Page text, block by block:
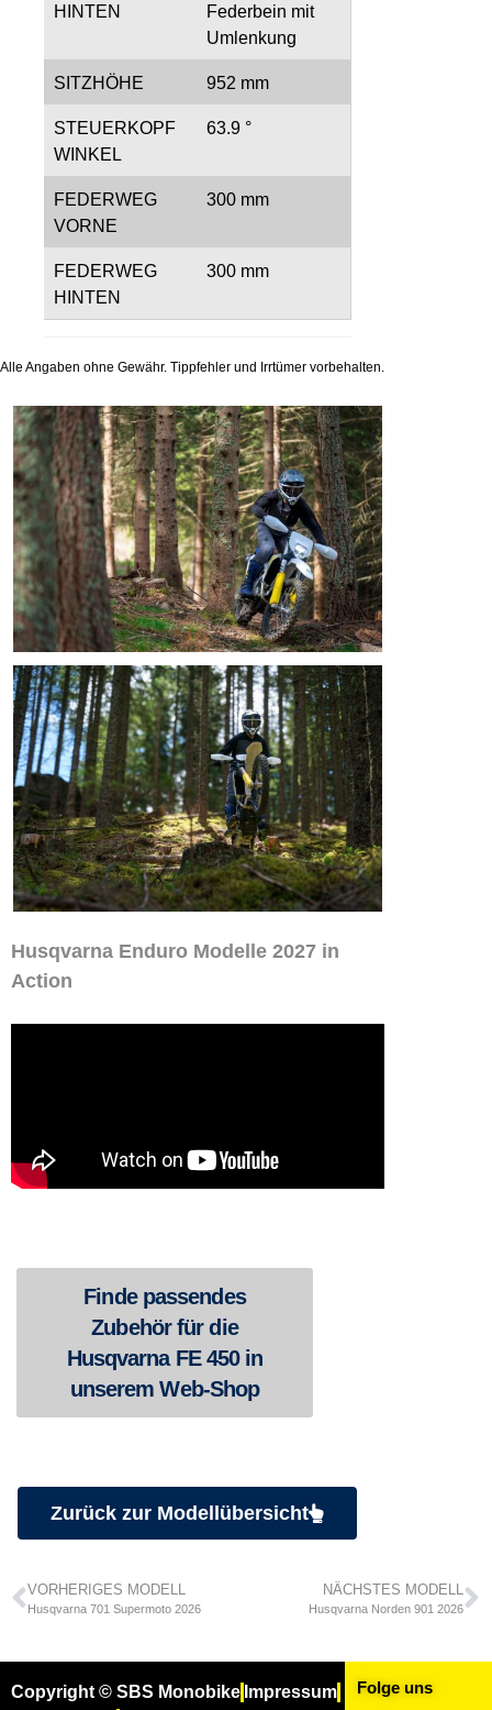
HINTEN
Federbein mit
Umlenkung
SITZHÖHE 952 mm
STEUERKOPF
WINKEL
63.9 °
FEDERWEG
VORNE
300 mm
FEDERWEG
HINTEN
300 mm
Alle Angaben ohne Gewähr. Tippfehler und Irrtümer vorbehalten.
Husqvarna Enduro Modelle 2027 in
Action
Finde passendes
Zubehör für die
Husqvarna FE 450 in
unserem Web-Shop
Zurück zur Modellübersicht
VORHERIGES MODELL
Husqvarna 701 Supermoto 2026
NÄCHSTES MODELL
Husqvarna Norden 901 2026
Copyright © SBS Monobike Impressum
Folge uns